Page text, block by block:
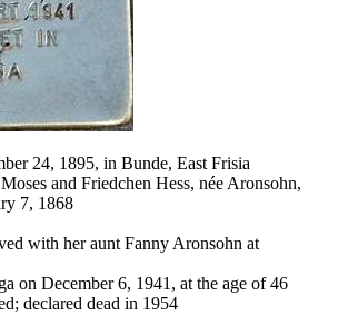
24, 1895, in Bunde, East Frisia
and Friedchen Hess, née Aronsohn,
7, 1868
with her aunt Fanny Aronsohn at
on December 6, 1941, at the age of 46
declared dead in 1954